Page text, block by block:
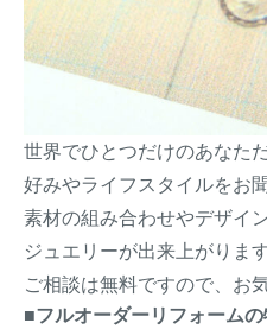
世界でひとつだけのあなた
好みやライフスタイルをお
素材の組み合わせやデザイ
ジュエリーが出来上がります
ご相談は無料ですので、お
■フルオーダーリフォーム